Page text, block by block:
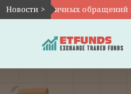
Skip
to
Новости >
первичных обращений за
ГЛАВНАЯ